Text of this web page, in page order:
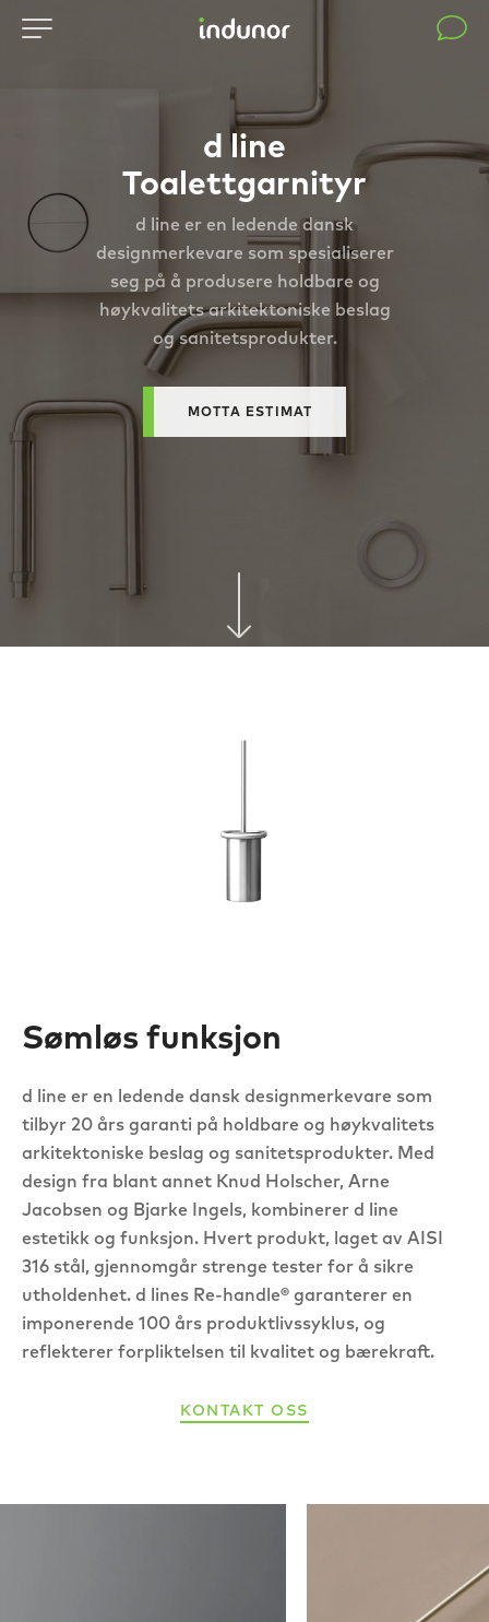
d line
Toalettgarnityr
d line er en ledende dansk
designmerkevare som spesialiserer
seg på å produsere holdbare og
høykvalitets arkitektoniske beslag
og sanitetsprodukter.
MOTTA ESTIMAT
Sømløs funksjon
d line er en ledende dansk designmerkevare som
tilbyr 20 års garanti på holdbare og høykvalitets
arkitektoniske beslag og sanitetsprodukter. Med
design fra blant annet Knud Holscher, Arne
Jacobsen og Bjarke Ingels, kombinerer d line
estetikk og funksjon. Hvert produkt, laget av AISI
316 stål, gjennomgår strenge tester for å sikre
utholdenhet. d lines Re-handle® garanterer en
imponerende 100 års produktlivssyklus, og
reflekterer forpliktelsen til kvalitet og bærekraft.
KONTAKT OSS